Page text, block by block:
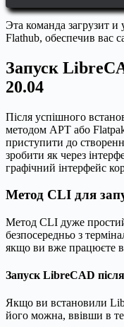
Эта команда загрузит
Flathub, обеспечив вас
Запуск
20.04
Після успішного
методом APT або
приступити до
зробити як через
графічний інтерфейс
Метод CLI для
Метод CLI дуже
безпосередньо з
якщо ви вже працюєте в
Запуск LibreCAD
Якщо ви встановили
його можна, ввівши в